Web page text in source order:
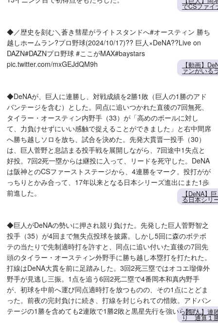
でCSファイ
◆／歴史を刻む＼蒼き彗星がライトスタンドへ#オースティン 勝ち
越しホームラン?プロ野球(2024/10/17)?? 巨人×DeNA??Live on
DAZN#DAZNプロ野球 #ここがMAX#baystars
pic.twitter.com/mxGEJdQM9h
【動画】
ァンがいる
◆DeNAが、巨人に連勝し、対戦成績を2勝1敗（巨人の1勝のアド
バンテージを含む）とした。同点に追いつかれた直後の7回無死、
タイラー・オースティン内野手（33）が「高めのボールに対し
て、力負けせずにいい感触で捉えることができました」と右中間席
へ勝ち越しソロを放ち、試合を決めた。先発大貫晋一投手（30）
は、巨人菅野と息詰まる投手戦を展開しながら、7回途中1失点と
好投。7回2死一塁からは継投に入って、リードを死守した。DeNA
は阪神とのCSファーストステージから、4連勝をマーク。投打がが
っちりとかみ合って、17年以来となる日本シリーズ進出にまた1歩
前進した。
【DeNA】
る日本シリ
◆巨人がDeNAの勢いに押され競り負けた。先発した巨人菅野智之
投手（35）が4回まで無失点投球を披露。しかし5回に森のボテボ
テの当たりで先制適時打を許すと、同点に追い付いた直後の7回先
頭のタイラー・オースティン外野手に勝ち越し本塁打を打たれた。
打線はDeNA大貫を前に足踏みした。3回2死三塁ではオコエ瑠偉外
野手が見逃し三振。1点を追う6回2死二塁で4番岡本和真内野手
が、初球を中前へ運び同点適時打を放つものの、その1点にとどま
った。前夜の完封負けに続き、打線を封じられての惜敗。アドバン
テージの1勝を含めても2連敗で1勝2敗と黒星先行を強いられた。
【巨人】連
り 通算１